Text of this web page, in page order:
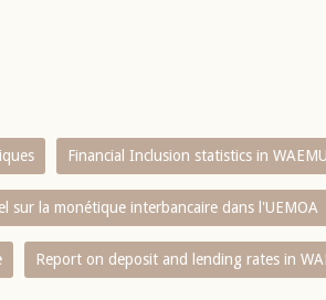
Financial Inclusion statistics in WAEMU
sur la monétique interbancaire dans l'UEMOA
Report on deposit and lending rates in